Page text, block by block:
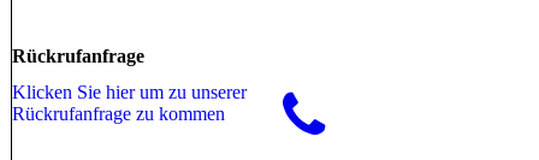
Rückrufanfrage
Klicken Sie hier um zu unserer
Rückrufanfrage zu kommen